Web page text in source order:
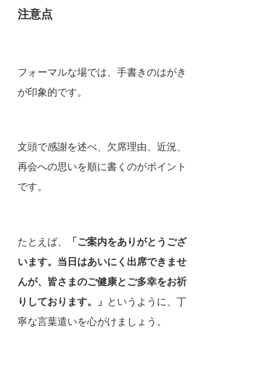
注意点
フォーマルな場では、手書きのはがき
が印象的です。
文頭で感謝を述べ、欠席理由、近況、
再会への思いを順に書くのがポイント
です。
たとえば、
「ご案内をありがとうござ
います。当日はあいにく出席できませ
んが、皆さまのご健康とご多幸をお祈
りしております。」
というように、丁
寧な言葉遣いを心がけましょう。